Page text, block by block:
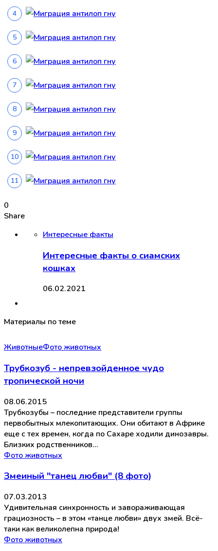
0
Share
Интересные факты
Интересные факты о сиамских
кошках
06.02.2021
Материалы по теме
ЖивотныеФото животных
Трубкозуб - непревзойденное чудо
тропической ночи
08.06.2015
Трубкозубы – последние представители группы
первобытных млекопитающих. Они обитают в Африке
еще с тех времен, когда по Сахаре ходили динозавры.
Близких родственников…
Фото животных
Змеиный "танец любви" (8 фото)
07.03.2013
Удивительная синхронность и завораживающая
грациозность – в этом «танце любви» двух змей. Всё-
таки как великолепна природа!
Фото животных